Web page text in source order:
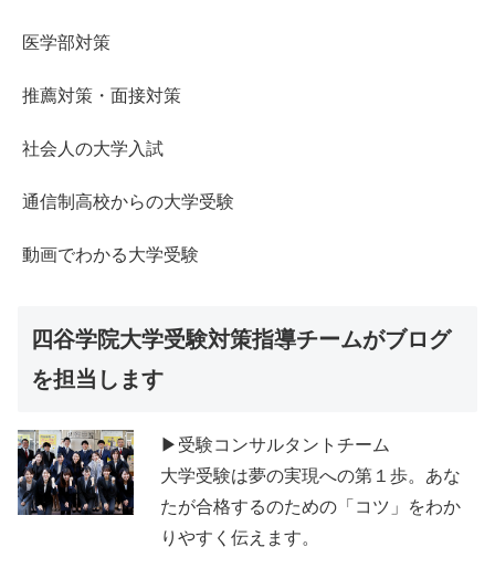
医学部対策
推薦対策・面接対策
社会人の大学入試
通信制高校からの大学受験
動画でわかる大学受験
四谷学院大学受験対策指導チームがブログ
を担当します
▶受験コンサルタントチーム
大学受験は夢の実現への第１歩。あな
たが合格するのための「コツ」をわか
りやすく伝えます。